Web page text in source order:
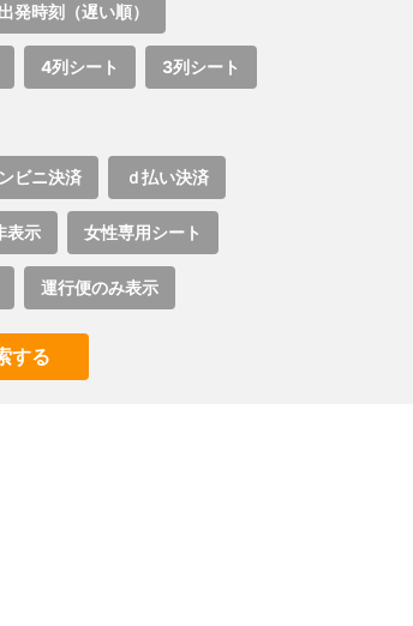
出発時刻（遅い順）
4列シート 3列シート
ビニ決済 ｄ払い決済
表示 女性専用シート
運行便のみ表示
する